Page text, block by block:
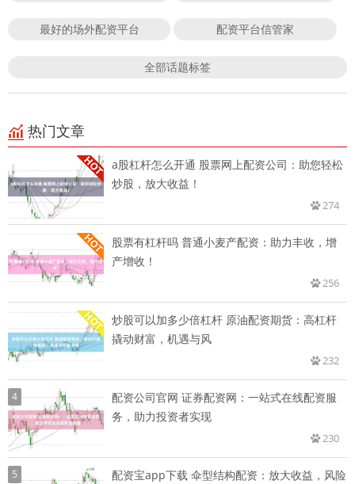
最好的场外配资平台 配资平台信管家
全部话题标签
热门文章
a股杠杆怎么开通 股票网上配资公司：助您轻松
炒股，放大收益！
274
股票有杠杆吗 普通小麦产配资：助力丰收，增
产增收！
256
炒股可以加多少倍杠杆 原油配资期货：高杠杆
撬动财富，机遇与风
232
4
配资公司官网 证券配资网：一站式在线配资服
务，助力投资者实现
230
5
配资宝app下载 伞型结构配资：放大收益，风险